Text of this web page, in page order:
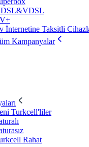
İnternetine Taksitli
Kampanyalar
Turkcell'liler
Rahat